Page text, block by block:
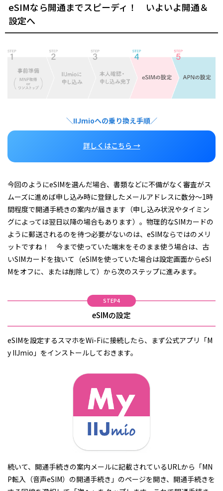
eSIMなら開通までスピーディ！ いよいよ開通＆
設定へ
＼IIJmioへの乗り換え手順／
詳しくはこちら →
今回のようにeSIMを選んだ場合、書類などに不備がなく審査がス
ムーズに進めば申し込み時に登録したメールアドレスに数分～1時
間程度で開通手続きの案内が届きます（申し込み状況やタイミン
グによっては翌日以降の場合もあります）。物理的なSIMカードの
ように郵送されるのを待つ必要がないのは、eSIMならではのメリ
ットですね！ 今まで使っていた端末をそのまま使う場合は、古
いSIMカードを抜いて（eSIMを使っていた場合は設定画面からeSI
Mをオフに、または削除して）から次のステップに進みます。
STEP4
eSIMの設定
eSIMを設定するスマホをWi-Fiに接続したら、まず公式アプリ「M
y IIJmio」をインストールしておきます。
続いて、開通手続きの案内メールに記載されているURLから「MN
P転入（音声eSIM）の開通手続き」のページを開き、開通手続きを